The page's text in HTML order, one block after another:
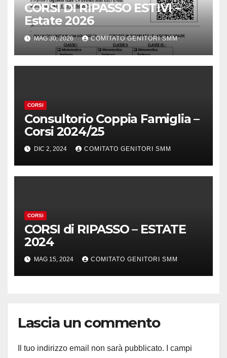
CORSI DI RIPASSO ESTIVI –
Estate 2026
MAG 30, 2026 COMITATO GENITORI SMM
CORSI
Consultorio Coppia Famiglia –
Corsi 2024/25
DIC 2, 2024 COMITATO GENITORI SMM
CORSI
CORSI di RIPASSO – ESTATE
2024
MAG 15, 2024 COMITATO GENITORI SMM
Lascia un commento
Il tuo indirizzo email non sarà pubblicato.
I campi